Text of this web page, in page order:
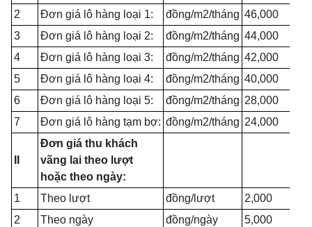
2
Đơn giá lô hàng loại 1: đồng/m2/tháng 46,000
3
Đơn giá lô hàng loại 2: đồng/m2/tháng 44,000
4
Đơn giá lô hàng loại 3: đồng/m2/tháng 42,000
5
Đơn giá lô hàng loại 4: đồng/m2/tháng 40,000
6
Đơn giá lô hàng loại 5: đồng/m2/tháng 28,000
7
Đơn giá lô hàng tạm bợ: đồng/m2/tháng 24,000
Đơn giá thu khách
vãng lai theo lượt
hoặc theo ngày:
1
Theo lượt đồng/lượt
2,000
2
Theo ngày đồng/ngày 5,000